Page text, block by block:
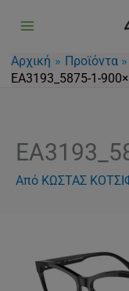
περιεχόμενο
Αρχική Προϊόντα
EA3193_5875-1-
Από ΚΩΣΤΑΣ